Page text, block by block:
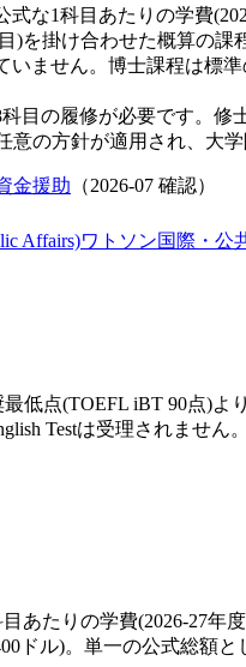
な1科目あたりの学費
を掛け合わせた概算の
ません。博士課程は標
目の履修が必要です。
の方針が適用され、大
金援助 （2026-07 確認）
Affairs)ワトソン国際・公
低点(TOEFL iBT 90点)
Testは受理されませ
あたりの学費(2026-27
ドル)。単一の公式総